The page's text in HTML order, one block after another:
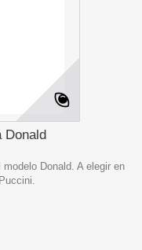
Donald
Donald. A elegir en